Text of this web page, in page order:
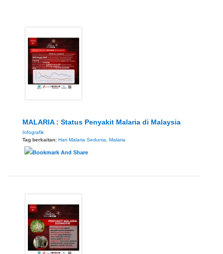
MALARIA : Status Penyakit Malaria di Malaysia
Infografik
Tag berkaitan: Hari Malaria Sedunia Malaria